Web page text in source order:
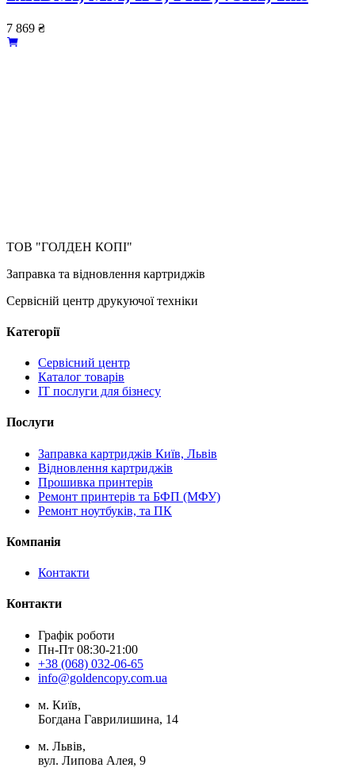
7 869 ₴
ТОВ "ГОЛДЕН КОПІ"
Заправка та відновлення картриджів
Сервісній центр друкуючої техніки
Категорії
Сервісний центр
Каталог товарів
IT послуги для бізнесу
Послуги
Заправка картриджів Київ, Львів
Відновлення картриджів
Прошивка принтерів
Ремонт принтерів та БФП (МФУ)
Ремонт ноутбуків, та ПК
Компанія
Контакти
Контакти
Графік роботи
Пн-Пт 08:30-21:00
+38 (068) 032-06-65
info@goldencopy.com.ua
м. Київ,
Богдана Гаврилишина, 14
м. Львів,
вул. Липова Алея, 9